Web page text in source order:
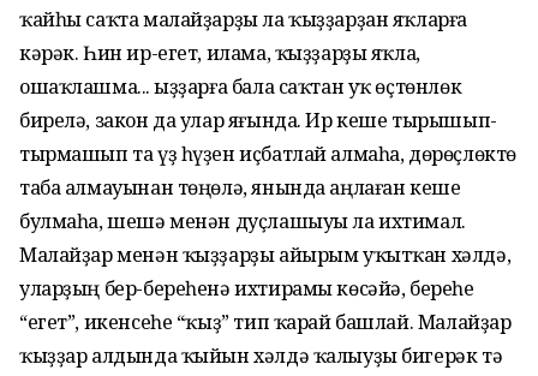
ҡайһы саҡта малайҙарҙы ла ҡыҙҙарҙан яҡларға
кәрәк. Һин ир-егет, илама, ҡыҙҙарҙы яҡла,
ошаҡлашма... Ҡыҙҙарға бала саҡтан уҡ өҫтөнлөк
бирелә, закон да улар яғында. Ир кеше тырышып-
тырмашып та үҙ һүҙен иҫбатлай алмаһа, дөрөҫлөктө
таба алмауынан төңөлә, янында аңлаған кеше
булмаһа, шешә менән дуҫлашыуы ла ихтимал.
Малайҙар менән ҡыҙҙарҙы айырым уҡытҡан хәлдә,
уларҙың бер-береһенә ихтирамы көсәйә, береһе
“егет”, икенсеһе “ҡыҙ” тип ҡарай башлай. Малайҙар
ҡыҙҙар алдында ҡыйын хәлдә ҡалыуҙы бигерәк тә